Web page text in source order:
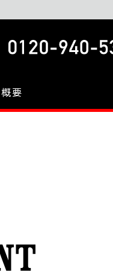
キャンペーン実施中
要